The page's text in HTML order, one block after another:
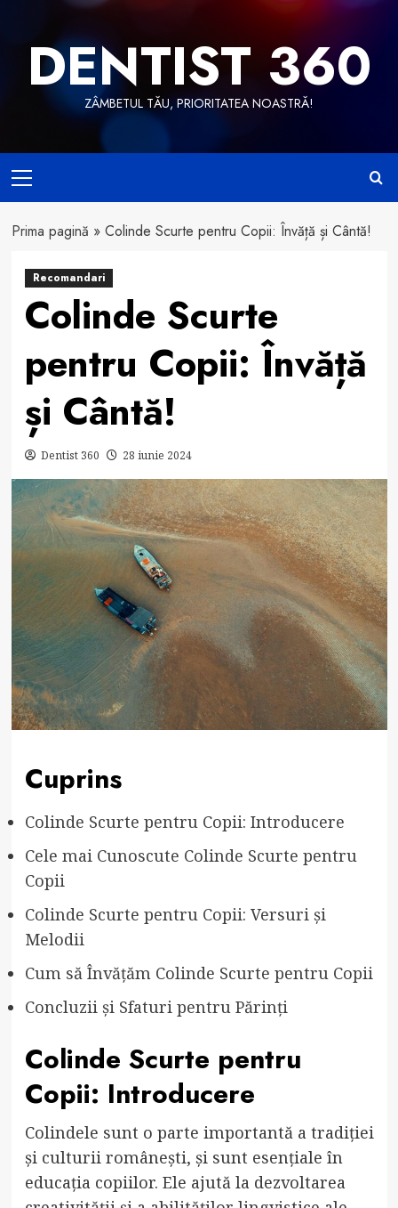
contentDENTIST 360
ZÂMBETUL TĂU, PRIORITATEA NOASTRĂ!
Menu
Prima pagină » Colinde Scurte pentru Copii: Învăță și Cântă!
Recomandari
Colinde Scurte
pentru Copii: Învăță
și Cântă!
Dentist 360 28 iunie 2024
Cuprins
Colinde Scurte pentru Copii: Introducere
Cele mai Cunoscute Colinde Scurte pentru
Copii
Colinde Scurte pentru Copii: Versuri și
Melodii
Cum să Învățăm Colinde Scurte pentru Copii
Concluzii și Sfaturi pentru Părinți
Colinde Scurte pentru
Copii: Introducere
Colindele sunt o parte importantă a tradiției
și culturii românești, și sunt esențiale în
educația copiilor. Ele ajută la dezvoltarea